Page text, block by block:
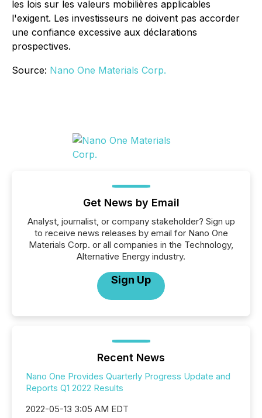
les lois sur les valeurs mobilières applicables
l'exigent. Les investisseurs ne doivent pas accorder
une confiance excessive aux déclarations
prospectives.
Source: Nano One Materials Corp.
Get News by Email
Analyst, journalist, or company stakeholder? Sign up
to receive news releases by email for Nano One
Materials Corp. or all companies in the Technology,
Alternative Energy industry.
Sign Up
Recent News
Nano One Provides Quarterly Progress Update and
Reports Q1 2022 Results
2022-05-13 3:05 AM EDT